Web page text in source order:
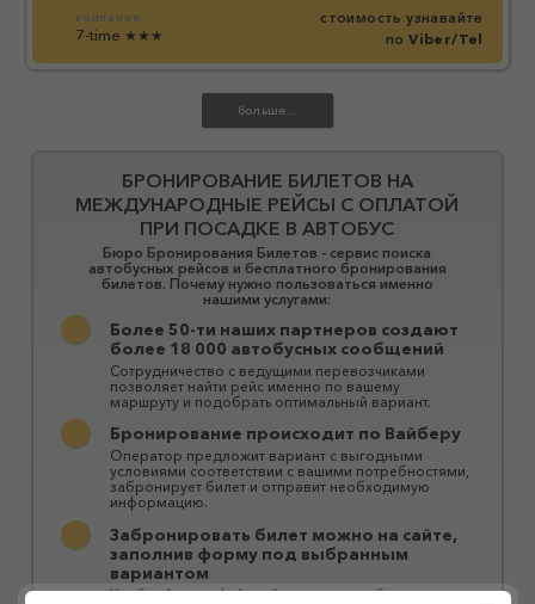
компания:
7-time ★★★
стоимость узнавайте
поViber/Tel
БРОНИРОВАНИЕ БИЛЕТОВ НА
МЕЖДУНАРОДНЫЕ РЕЙСЫ С ОПЛАТОЙ
ПРИ ПОСАДКЕ В АВТОБУС
Бюро Бронирования Билетов - сервис поиска
автобусных рейсов и бесплатного бронирования
билетов. Почему нужно пользоваться именно
нашими услугами:
Более 50-ти наших партнеров создают
более 18 000 автобусных сообщений
Сотрудничество с ведущими перевозчиками
позволяет найти рейс именно по вашему
маршруту и ​​подобрать оптимальный вариант.
Бронирование происходит по Вайберу
Оператор предложит вариант с выгодными
условиями соответствии с вашими потребностями,
забронирует билет и отправит необходимую
информацию.
Забронировать билет можно на сайте,
заполнив форму под выбранным
вариантом
Удобный интерфейс сайта позволяет быстро